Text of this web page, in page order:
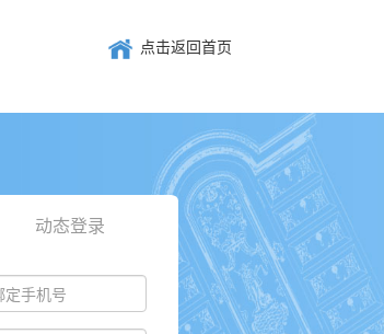
点击返回首页
动态登录